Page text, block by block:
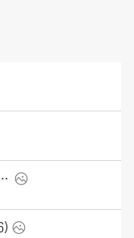
Type 964 (2026)